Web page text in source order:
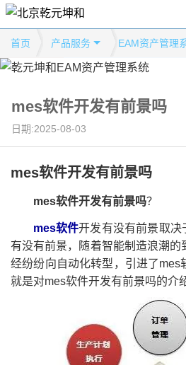
首页 产品服务 EAM资产管理
mes软件开发有前景吗
日期:2025-08-03
mes软件开发有前景吗
mes软件开发有前景吗？
mes软件开发有没有前景取决
有没有前景，随着智能制造浪潮的
经纷纷向自动化转型，引进了mes
就是对mes软件开发有前景吗的介